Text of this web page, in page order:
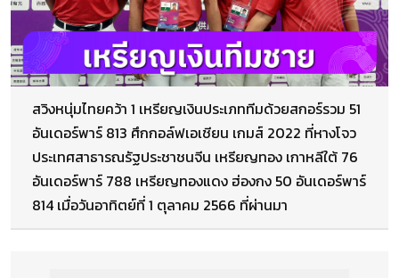
สวิงหนุ่มไทยคว้า 1 เหรียญเงินประเภททีมด้วยสกอร์รวม 51
อันเดอร์พาร์ 813 ศึกกอล์ฟเอเชียน เกมส์ 2022 ที่หางโจว
ประเทศสาธารณรัฐประชาชนจีน เหรียญทอง เกาหลีใต้ 76
อันเดอร์พาร์ 788 เหรียญทองแดง ฮ่องกง 50 อันเดอร์พาร์
814 เมื่อวันอาทิตย์ที่ 1 ตุลาคม 2566 ที่ผ่านมา